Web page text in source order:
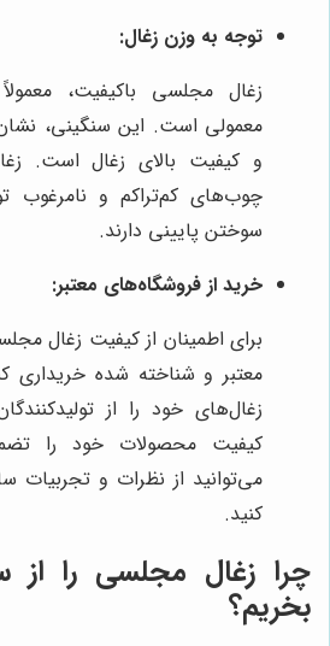
توجه به وزن زغال:
زغال مجلسی باکیفیت،
معمولی است. این سنگینی،
و کیفیت بالای زغال است.
چوب‌های کم‌تراکم و نامرغوب
سوختن پایینی دارند.
خرید از فروشگاه‌های معتبر:
برای اطمینان از کیفیت زغال
معتبر و شناخته شده خریداری
زغال‌های خود را از
کیفیت محصولات خود را
می‌توانید از نظرات و تجربیات
کنید.
چرا زغال مجلسی را از
بخریم؟